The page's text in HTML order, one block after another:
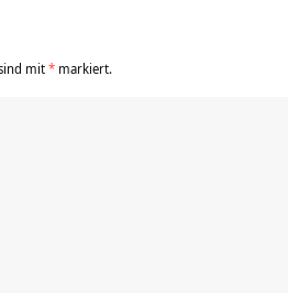
mit* markiert.